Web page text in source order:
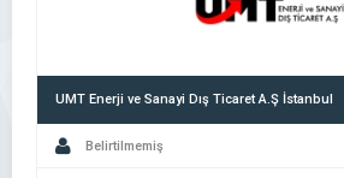
UMT Enerji ve Sanayi Dış Ticaret A.Ş İstanbul
Belirtilmemiş